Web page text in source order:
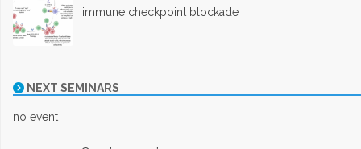
immune checkpoint blockade
NEXT SEMINARS
no event